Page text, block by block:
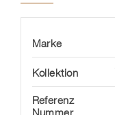
Marke
Kollektion
Referenz
Nummer